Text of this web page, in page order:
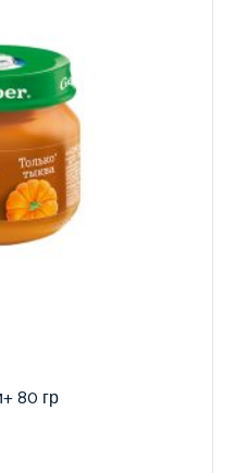
80 гр